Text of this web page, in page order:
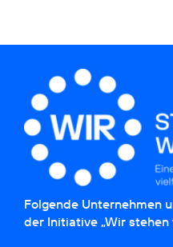
Folgende Unternehmen
der Initiative „Wir stehen